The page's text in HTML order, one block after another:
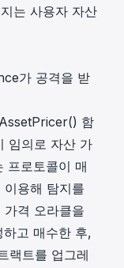
는 사용자 자산
가 공격을 받
함
임의로 자산 가
프로토콜이 매
용해 탐지를
격 오라클을
고 매수한 후,
랙트를 업그레